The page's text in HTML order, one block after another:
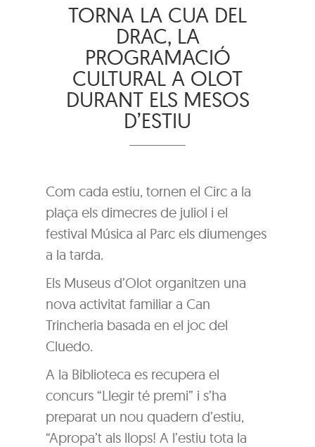
TORNA LA CUA DEL
DRAC, LA
PROGRAMACIÓ
CULTURAL A OLOT
DURANT ELS MESOS
D’ESTIU
Com cada estiu, tornen el Circ a la
plaça els dimecres de juliol i el
festival Música al Parc els diumenges
a la tarda.
Els Museus d’Olot organitzen una
nova activitat familiar a Can
Trincheria basada en el joc del
Cluedo.
A la Biblioteca es recupera el
concurs “Llegir té premi” i s’ha
preparat un nou quadern d’estiu,
“Apropa’t als llops! A l’estiu tota la